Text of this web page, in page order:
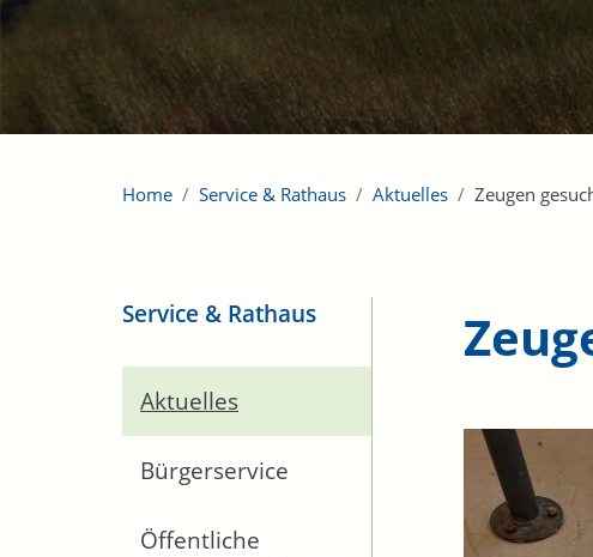
Home Service & Rathaus Aktuelles Zeugen
Service & Rathaus
Aktuelles
Bürgerservice
Öffentliche